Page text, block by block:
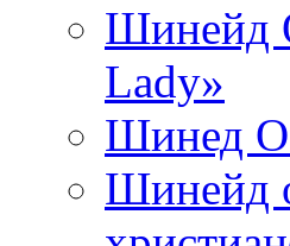
Шинейд
Lady»
Шинед
Шинейд